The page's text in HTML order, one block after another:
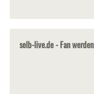
selb-live.de - Fan werden